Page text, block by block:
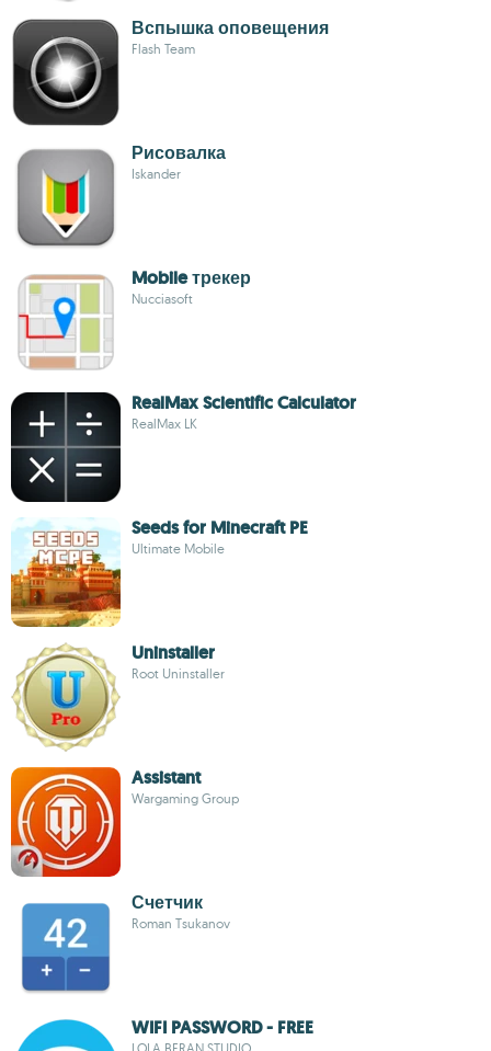
Вспышка оповещения
Flash Team
Рисовалка
Iskander
Mobile трекер
Nucciasoft
RealMax Scientific Calculator
RealMax LK
Seeds for Minecraft PE
Ultimate Mobile
Uninstaller
Root Uninstaller
Assistant
Wargaming Group
Счетчик
Roman Tsukanov
WIFI PASSWORD - FREE